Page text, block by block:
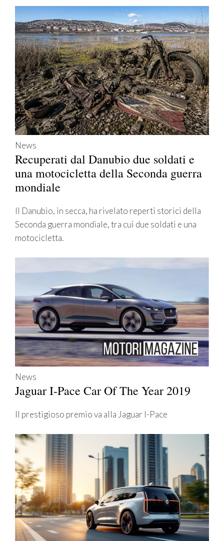
News
Recuperati dal Danubio due soldati e
una motocicletta della Seconda guerra
mondiale
Il Danubio, in secca, ha rivelato reperti storici della
Seconda guerra mondiale, tra cui due soldati e una
motocicletta.
News
Jaguar I-Pace Car Of The Year 2019
Il prestigioso premio va alla Jaguar I-Pace